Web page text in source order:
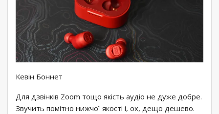
Кевін Боннет
Для дзвінків Zoom тощо якість аудіо не дуже добре.
Звучить помітно нижчої якості і, ох, дещо дешево.